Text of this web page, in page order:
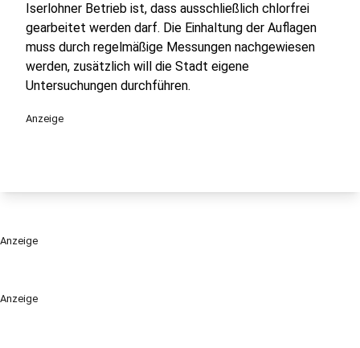
Anzeige
Iserlohner Betrieb ist, dass ausschließlich chlorfrei
gearbeitet werden darf. Die Einhaltung der Auflagen
muss durch regelmäßige Messungen nachgewiesen
werden, zusätzlich will die Stadt eigene
Untersuchungen durchführen.
Anzeige
Anzeige